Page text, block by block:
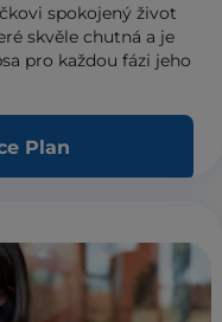
spokojený život
skvěle chutná a je
pro každou fázi jeho
Plan